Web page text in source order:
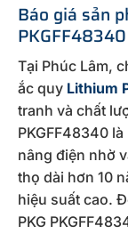
Báo giá sản
Tại Phúc Lâm,
ắc quy Lithium
tranh và chất
PKGFF48340
nâng điện nhờ
thọ dài hơn 10
hiệu suất cao.
PKG